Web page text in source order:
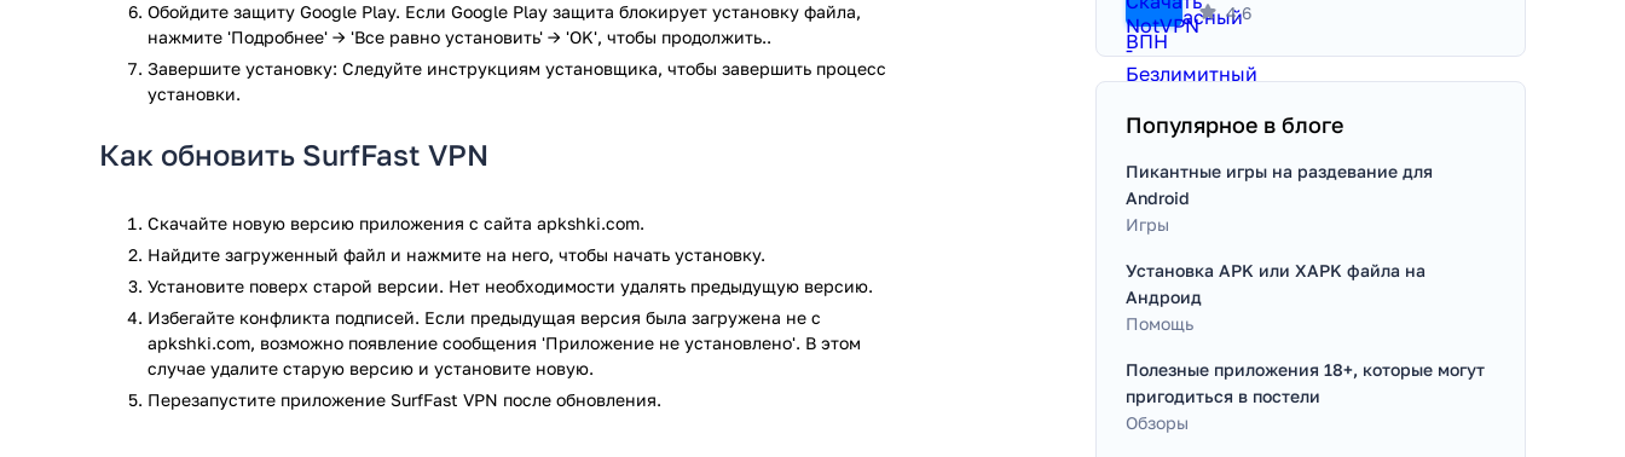
Доступ к защищенным серверам по всему миру.
Надежное шифрование трафика.
Высокая скорость соединения.
Не требуеся регистрация.
Программа не сохраняет логи соединения.
Скачать и использовать программу SurfFast VPN для Android, можно совершенно бесплатно.
по всем последним сигнатурам заражения файлов не выявлено.
Обойдите защиту Google Play. Если Google Play защита блокирует установку файла,
нажмите 'Подробнее' → 'Все равно установить' → 'OK', чтобы продолжить..
Завершите установку: Следуйте инструкциям установщика, чтобы завершить процесс
установки.
Как обновить SurfFast VPN
Скачайте новую версию приложения с сайта apkshki.com.
Найдите загруженный файл и нажмите на него, чтобы начать установку.
Установите поверх старой версии. Нет необходимости удалять предыдущую версию.
Избегайте конфликта подписей. Если предыдущая версия была загружена не с
apkshki.com, возможно появление сообщения 'Приложение не установлено'. В этом
случае удалите старую версию и установите новую.
Перезапустите приложениe SurfFast VPN после обновления.
4.6
Популярное в блоге
Пикантные игры на раздевание для
Android
Игры
Установка APK или XAPK файла на
Андроид
Помощь
Полезные приложения 18+, которые могут
пригодиться в постели
Обзоры